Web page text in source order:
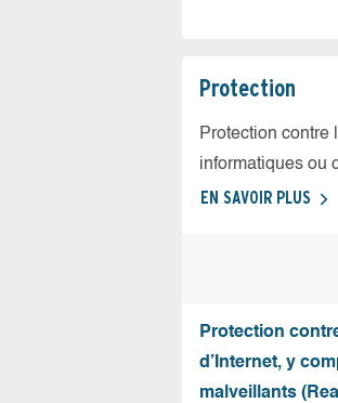
Protection
Protection
informatiques ou
EN SAVOIR PLUS
Protection
d’Internet, y
malveillants